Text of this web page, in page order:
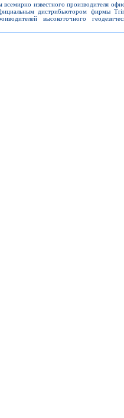
известного производителя
дистрибьютором фирмы
высокоточного